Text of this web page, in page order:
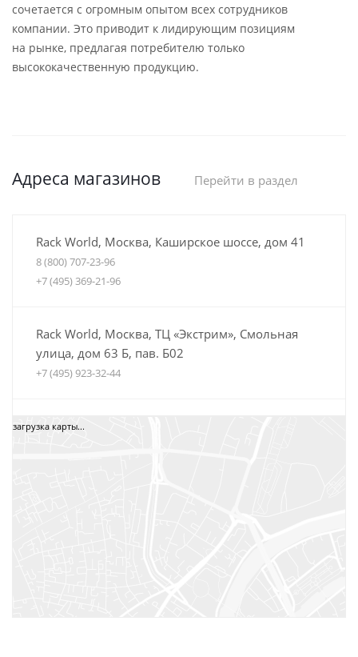
сочетается с огромным опытом всех сотрудников
компании. Это приводит к лидирующим позициям
на рынке, предлагая потребителю только
высококачественную продукцию.
Адреса магазинов Перейти в раздел
Rack World, Москва, Каширское шоссе, дом 41
8 (800) 707-23-96
+7 (495) 369-21-96
Rack World, Москва, ТЦ «Экстрим», Смольная
улица, дом 63 Б, пав. Б02
+7 (495) 923-32-44
Автобагажники Boxteam.ru, ТЦ СпортЕХ, Москва,
загрузка карты...